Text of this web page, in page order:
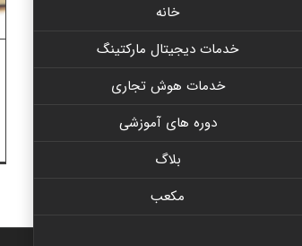
خانه
خدمات دیجیتال مارکتینگ
خدمات هوش تجاری
دوره های آموزشی
بلاگ
مکعب